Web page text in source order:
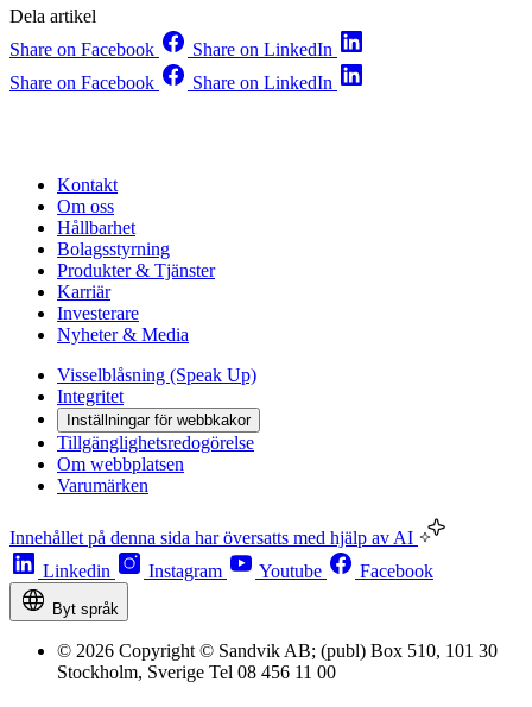
Dela artikel
Share on Facebook
Share on LinkedIn
Share on Facebook
Share on LinkedIn
Kontakt
Om oss
Hållbarhet
Bolagsstyrning
Produkter & Tjänster
Karriär
Investerare
Nyheter & Media
Visselblåsning (Speak Up)
Integritet
Inställningar för webbkakor
Tillgänglighetsredogörelse
Om webbplatsen
Varumärken
Innehållet på denna sida har översatts med hjälp av AI
Linkedin
Instagram Youtube Facebook
Byt språk
© 2026 Copyright © Sandvik AB; (publ) Box 510, 101 30
Stockholm, Sverige Tel 08 456 11 00